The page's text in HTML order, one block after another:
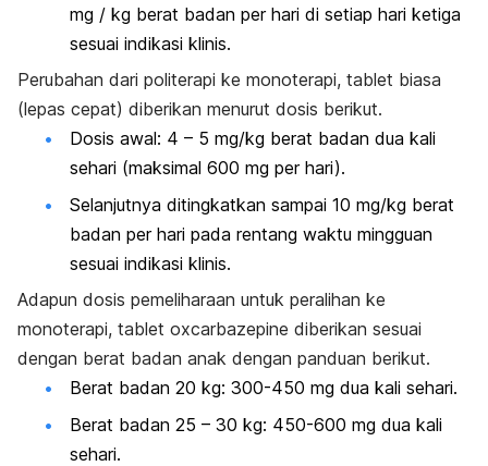
mg / kg berat badan per hari di setiap hari ketiga
sesuai indikasi klinis.
Perubahan dari politerapi ke monoterapi, tablet biasa
(lepas cepat) diberikan menurut dosis berikut.
Dosis awal: 4 – 5 mg/kg berat badan dua kali
sehari (maksimal 600 mg per hari).
Selanjutnya ditingkatkan sampai 10 mg/kg berat
badan per hari pada rentang waktu mingguan
sesuai indikasi klinis.
Adapun dosis pemeliharaan untuk peralihan ke
monoterapi, tablet oxcarbazepine diberikan sesuai
dengan berat badan anak dengan panduan berikut.
Berat badan 20 kg: 300-450 mg dua kali sehari.
Berat badan 25 – 30 kg: 450-600 mg dua kali
sehari.